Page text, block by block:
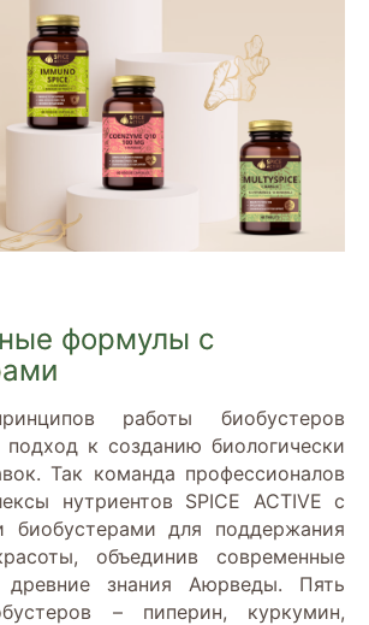
формулы с
работы биобустеров
к созданию биологически
Так команда профессионалов
нутриентов SPICE ACTIVE с
биобустерами для поддержания
объединив современные
древние знания Аюрведы. Пять
– пиперин, куркумин,